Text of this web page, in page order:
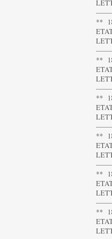
**
**
**
**
**
**